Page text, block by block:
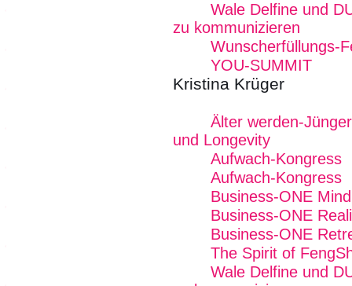
Wale Delfine und
zu kommunizieren
Wunscherfüllungs-
YOU-SUMMIT
Kristina Krüger
Älter werden-
und Longevity
Aufwach-Kongress
Aufwach-Kongress
Business-ONE
Business-ONE
Business-ONE
The Spirit of
Wale Delfine und